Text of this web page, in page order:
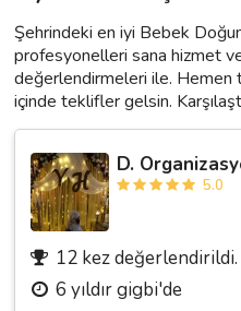
Şehrindeki en iyi Bebek
profesyonelleri sana hizmet
değerlendirmeleri ile. Hemen
içinde teklifler gelsin.
D.
5.0
12 kez değerlendirildi.
6 yıldır gigbi'de